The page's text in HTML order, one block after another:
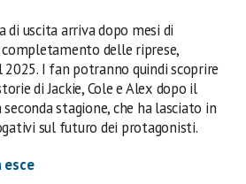
di uscita arriva dopo mesi di
delle riprese,
I fan potranno quindi scoprire
di Jackie, Cole e Alex dopo il
stagione, che ha lasciato in
sul futuro dei protagonisti.
esce